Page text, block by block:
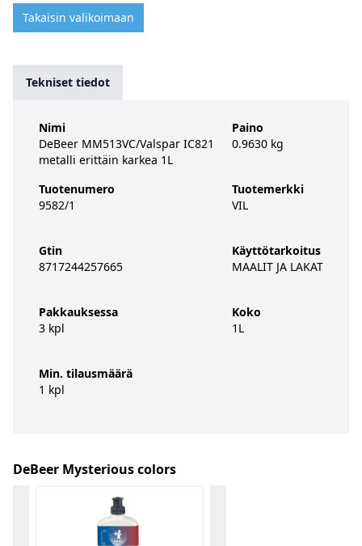
Takaisin valikoimaan
Tekniset tiedot
Nimi
DeBeer MM513VC/Valspar IC821
metalli erittäin karkea 1L
Tuotenumero
9582/1
Gtin
8717244257665
Pakkauksessa
3 kpl
Min. tilausmäärä
1 kpl
Paino
0.9630 kg
Tuotemerkki
VIL
Käyttötarkoitus
MAALIT JA LAKAT
Koko
1L
DeBeer Mysterious colors